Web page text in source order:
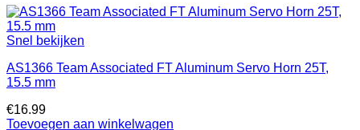
Snel bekijken
AS1366 Team Associated FT Aluminum Servo Horn 25T,
15.5 mm
€16.99
Toevoegen aan winkelwagen